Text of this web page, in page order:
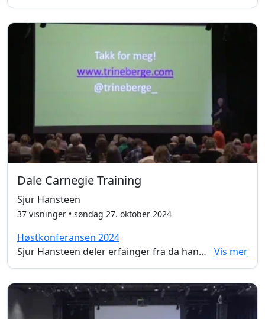
Dale Carnegie Training
Sjur Hansteen
37 visninger • søndag 27. oktober 2024
Høstkonferansen 2024
Sjur Hansteen deler erfainger fra da hans mor be kreftsyk og hvordan hun ble møtt av et helsesystemet som ikke lyttet til det hun hadde å si. I dette foredraget går Hansteen gjennom ulike endringer du som behandler kan gjøre for å bygge en bedre relasjon med dine pasienter og kommunisere bedre.
Vis mer